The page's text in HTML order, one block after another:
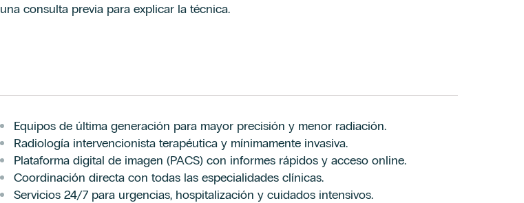
una consulta previa para explicar la técnica.
Equipos de última generación para mayor precisión y menor radiación.
Radiología intervencionista terapéutica y mínimamente invasiva.
Plataforma digital de imagen (PACS) con informes rápidos y acceso online.
Coordinación directa con todas las especialidades clínicas.
Servicios 24/7 para urgencias, hospitalización y cuidados intensivos.